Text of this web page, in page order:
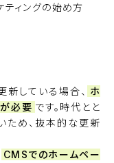
ティングの始め方
している場合、 ホ
必要 です。時代とと
ため、抜本的な更新
CMSでのホームペー